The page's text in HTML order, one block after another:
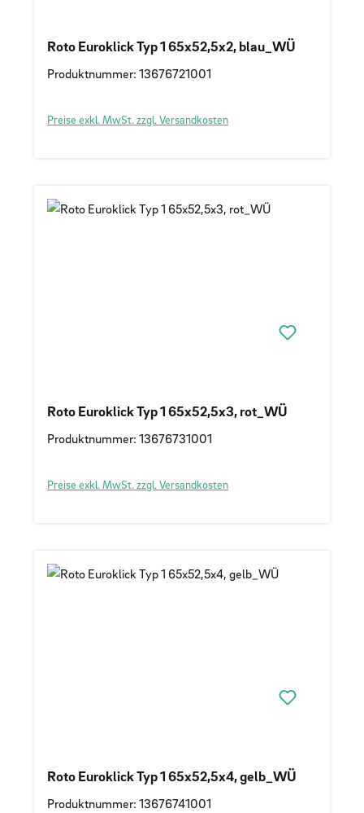
Roto Euroklick Typ 1 65x52,5x2, blau_WÜ
Produktnummer: 13676721001
Preise exkl. MwSt. zzgl. Versandkosten
Roto Euroklick Typ 1 65x52,5x3, rot_WÜ
Produktnummer: 13676731001
Preise exkl. MwSt. zzgl. Versandkosten
Roto Euroklick Typ 1 65x52,5x4, gelb_WÜ
Produktnummer: 13676741001